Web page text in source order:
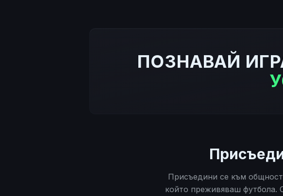
ПОЗНАВАЙ
Присъедини се към
който преживяваш футбола.